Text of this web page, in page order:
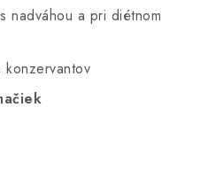
nadváhou a pri diétnom